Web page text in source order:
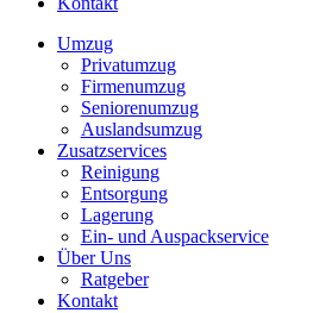
Umzug
Privatumzug
Firmenumzug
Seniorenumzug
Auslandsumzug
Zusatzservices
Reinigung
Entsorgung
Lagerung
Ein- und Auspackservice
Über Uns
Ratgeber
Kontakt